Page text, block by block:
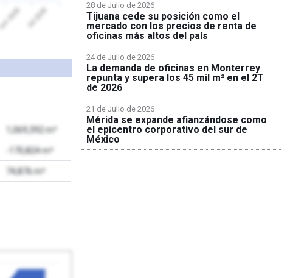
Jun 2026 Jul 2026
1,069,392 m²
-170,824 m²
74,876 m²
28 de Julio de 2026
Tijuana cede su posición como el
mercado con los precios de renta de
oficinas más altos del país
24 de Julio de 2026
La demanda de oficinas en Monterrey
repunta y supera los 45 mil m² en el 2T
de 2026
21 de Julio de 2026
Mérida se expande afianzándose como
el epicentro corporativo del sur de
México